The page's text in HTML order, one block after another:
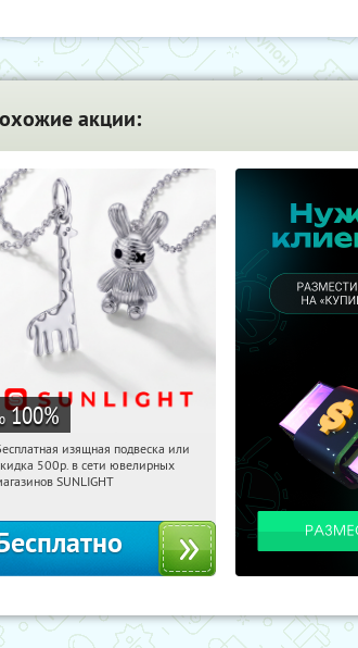
акции:
100%
14:46:38 Получили:
изящная подвеска или
500р. в сети ювелирных
SUNLIGHT